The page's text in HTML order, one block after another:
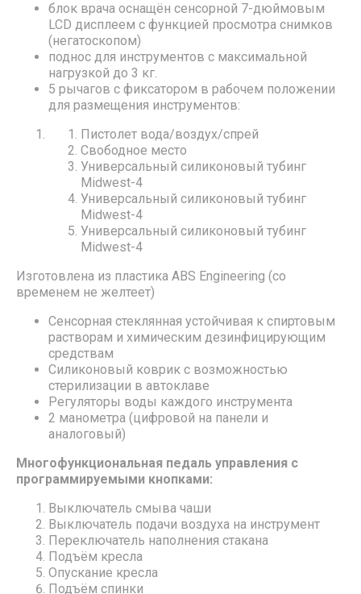
блок врача оснащён сенсорной 7-дюймовым
LCD дисплеем с функцией просмотра снимков
(негатоскопом)
поднос для инструментов с максимальной
нагрузкой до 3 кг.
5 рычагов с фиксатором в рабочем положении
для размещения инструментов:
Пистолет вода/воздух/спрей
Свободное место
Универсальный силиконовый тубинг
Midwest-4
Универсальный силиконовый тубинг
Midwest-4
Универсальный силиконовый тубинг
Midwest-4
Изготовлена из пластика ABS Engineering (со
временем не желтеет)
Сенсорная стеклянная устойчивая к спиртовым
растворам и химическим дезинфицирующим
средствам
Силиконовый коврик с возможностью
стерилизации в автоклаве
Регуляторы воды каждого инструмента
2 манометра (цифровой на панели и
аналоговый)
Многофункциональная педаль управления с
программируемыми кнопками:
Выключатель смыва чаши
Выключатель подачи воздуха на инструмент
Переключатель наполнения стакана
Подъём кресла
Опускание кресла
Подъём спинки